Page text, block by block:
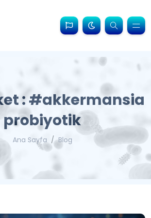
: #akkermansia
probiyotik
Ana Sayfa Blog